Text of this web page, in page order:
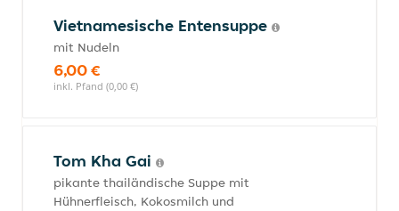
Vietnamesische Entensuppe
mit Nudeln
6,00 €
inkl. Pfand (0,00 €)
Tom Kha Gai
pikante thailändische Suppe mit
Hühnerfleisch, Kokosmilch und